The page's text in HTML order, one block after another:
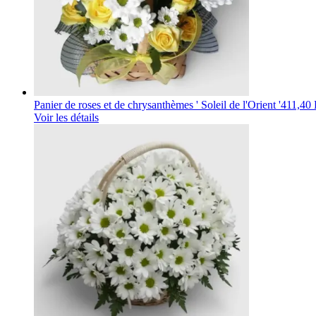
Panier de roses et de chrysanthèmes ' Soleil de l'Orient '411,40
Voir les détails